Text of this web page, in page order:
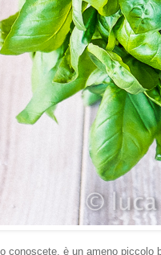
conoscete, è un ameno piccolo